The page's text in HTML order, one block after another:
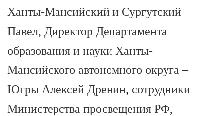
Ханты-Мансийский и Сургутский
Павел, Директор Департамента
образования и науки Ханты-
Мансийского автономного округа –
Югры Алексей Дренин, сотрудники
Министерства просвещения РФ,